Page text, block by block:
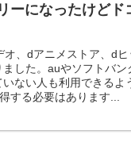
ーになったけどド
オ、dアニメストア、d
した。auやソフトバン
ない人も利用できるよ
する必要はあります...